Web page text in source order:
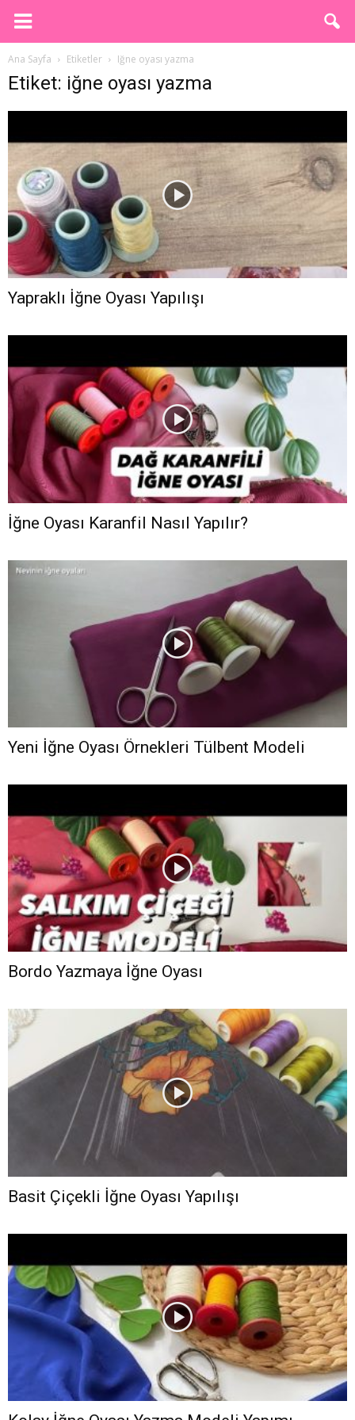
Ana Sayfa Etiketler Iğne oyası yazma
Etiket: iğne oyası yazma
Yapraklı İğne Oyası Yapılışı
İğne Oyası Karanfil Nasıl Yapılır?
Yeni İğne Oyası Örnekleri Tülbent Modeli
Bordo Yazmaya İğne Oyası
Basit Çiçekli İğne Oyası Yapılışı